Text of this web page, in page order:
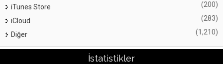
iTunes Store (200)
iCloud (283)
Diğer (1,210)
İstatistikler